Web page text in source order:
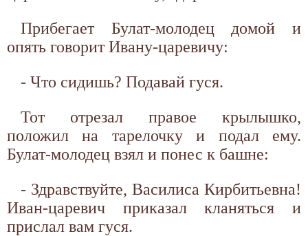
Прибегает Булат-молодец домой и
опять говорит Ивану-царевичу:
- Что сидишь? Подавай гуся.
Тот отрезал правое крылышко,
положил на тарелочку и подал ему.
Булат-молодец взял и понес к башне:
- Здравствуйте, Василиса Кирбитьевна!
Иван-царевич приказал кланяться и
прислал вам гуся.